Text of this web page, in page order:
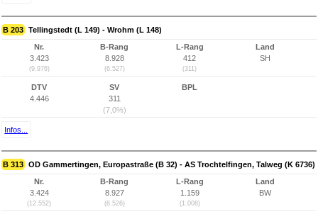
B 203 Tellingstedt (L 149) - Wrohm (L 148)
Nr.
3.423
(9.976)
B-Rang
8.928
(6.527)
L-Rang
412
(311)
Land
SH
DTV
4.446
SV
311
(7,0%)
BPL
Infos...
B 313 OD Gammertingen, Europastraße (B 32) - AS Trochtelfingen, Talweg (K 6736)
Nr.
3.424
(12.552)
B-Rang
8.927
(6.526)
L-Rang
1.159
(1.008)
Land
BW